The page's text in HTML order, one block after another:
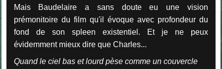
Mais Baudelaire a sans doute eu une vision
prémonitoire du film qu'il évoque avec profondeur du
fond de son spleen existentiel. Et je ne peux
évidemment mieux dire que Charles...
Quand le ciel bas et lourd pèse comme un couvercle